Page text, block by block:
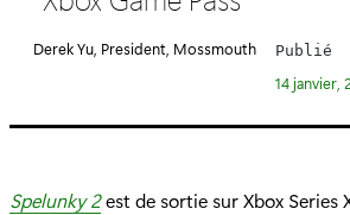
i
:
Derek Yu, President, Mossmouth Publié
14 janvier,
Spelunky 2est de sortie sur Xbox Series